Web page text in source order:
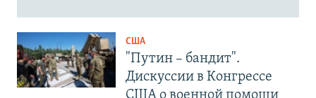
США
"Путин – бандит".
Дискуссии в Конгрессе